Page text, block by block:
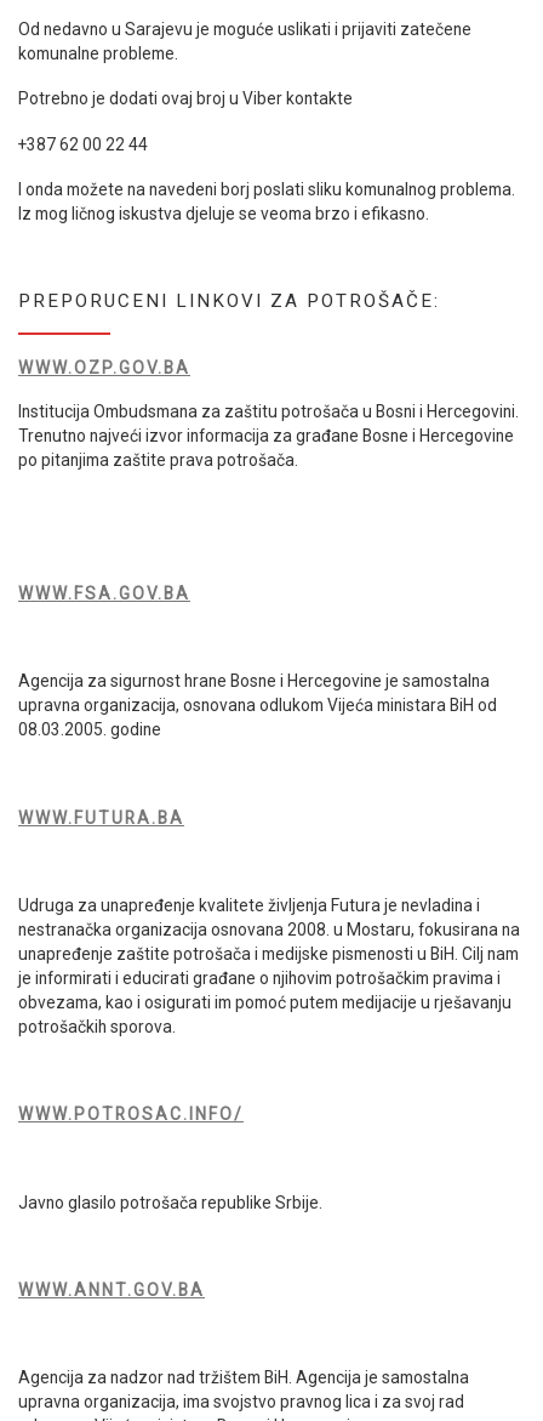
Od nedavno u Sarajevu je moguće uslikati i prijaviti zatečene
komunalne probleme.
Potrebno je dodati ovaj broj u Viber kontakte
+387 62 00 22 44
I onda možete na navedeni borj poslati sliku komunalnog problema.
Iz mog ličnog iskustva djeluje se veoma brzo i efikasno.
PREPORUCENI LINKOVI ZA POTROŠAČE:
WWW.OZP.GOV.BA
Institucija Ombudsmana za zaštitu potrošača u Bosni i Hercegovini.
Trenutno najveći izvor informacija za građane Bosne i Hercegovine
po pitanjima zaštite prava potrošača.
WWW.FSA.GOV.BA
Agencija za sigurnost hrane Bosne i Hercegovine je samostalna
upravna organizacija, osnovana odlukom Vijeća ministara BiH od
08.03.2005. godine
WWW.FUTURA.BA
Udruga za unapređenje kvalitete življenja Futura je nevladina i
nestranačka organizacija osnovana 2008. u Mostaru, fokusirana na
unapređenje zaštite potrošača i medijske pismenosti u BiH. Cilj nam
je informirati i educirati građane o njihovim potrošačkim pravima i
obvezama, kao i osigurati im pomoć putem medijacije u rješavanju
potrošačkih sporova.
WWW.POTROSAC.INFO/
Javno glasilo potrošača republike Srbije.
WWW.ANNT.GOV.BA
Agencija za nadzor nad tržištem BiH. Agencija je samostalna
upravna organizacija, ima svojstvo pravnog lica i za svoj rad